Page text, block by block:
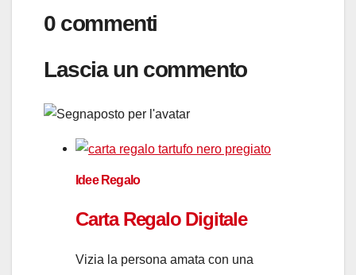
0 commenti
Lascia un commento
Idee Regalo
Carta Regalo Digitale
Vizia la persona amata con una